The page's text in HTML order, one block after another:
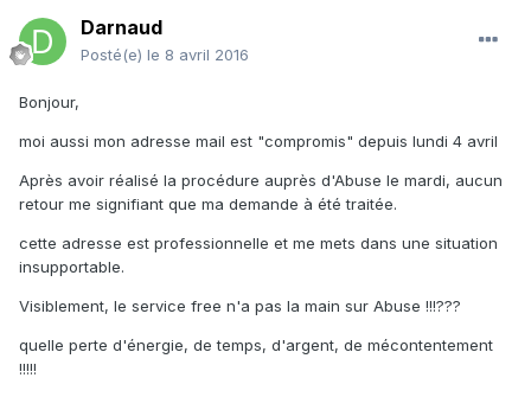
Darnaud
Posté(e) le 8 avril 2016
Bonjour,
moi aussi mon adresse mail est "compromis" depuis lundi 4 avril
Après avoir réalisé la procédure auprès d'Abuse le mardi, aucun
retour me signifiant que ma demande à été traitée.
cette adresse est professionnelle et me mets dans une situation
insupportable.
Visiblement, le service free n'a pas la main sur Abuse !!!???
quelle perte d'énergie, de temps, d'argent, de mécontentement
!!!!!